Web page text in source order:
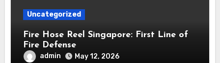
Uncategorized
Fire Hose Reel Singapore: First Line of
Fire Defense
admin May 12, 2026